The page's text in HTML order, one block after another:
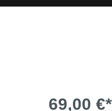
Ersatzteile69,00 €*